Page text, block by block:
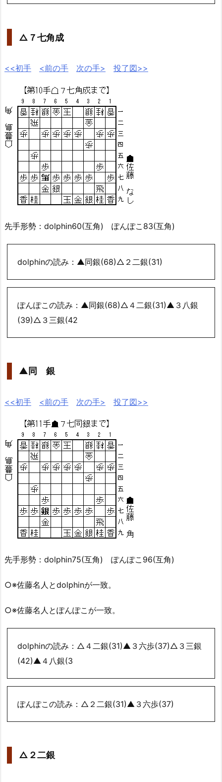
△７七角成
<<初手 <前の手 次の手> 投了図>>
先手形勢：dolphin60(互角) ぽんぽこ83(互角)
dolphinの読み：▲同銀(68)△２二銀(31)
ぽんぽこの読み：▲同銀(68)△４二銀(31)▲３八銀
(39)△３三銀(42
▲同 銀
<<初手 <前の手 次の手> 投了図>>
先手形勢：dolphin75(互角) ぽんぽこ96(互角)
○※佐藤名人とdolphinが一致。
○※佐藤名人とぽんぽこが一致。
dolphinの読み：△４二銀(31)▲３六歩(37)△３三銀
(42)▲４八銀(3
ぽんぽこの読み：△２二銀(31)▲３六歩(37)
△２二銀